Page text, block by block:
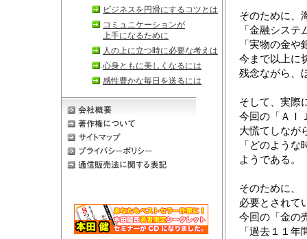
ビジネスを円滑にするコツとは
コミュニケーションが
上手になるために
人の上に立つ時に必要な考えは
心身ともに美しくなるには
感性豊かな毎日を送るには
そのために、
「金融シス
「実物の金
今まで以上に
残念ながら、
そして、実際
今回の「ＡＩ
大慌てしなが
「どのよう
ようである。
そのために、
必要とされて
今回の「金の
「過去１１